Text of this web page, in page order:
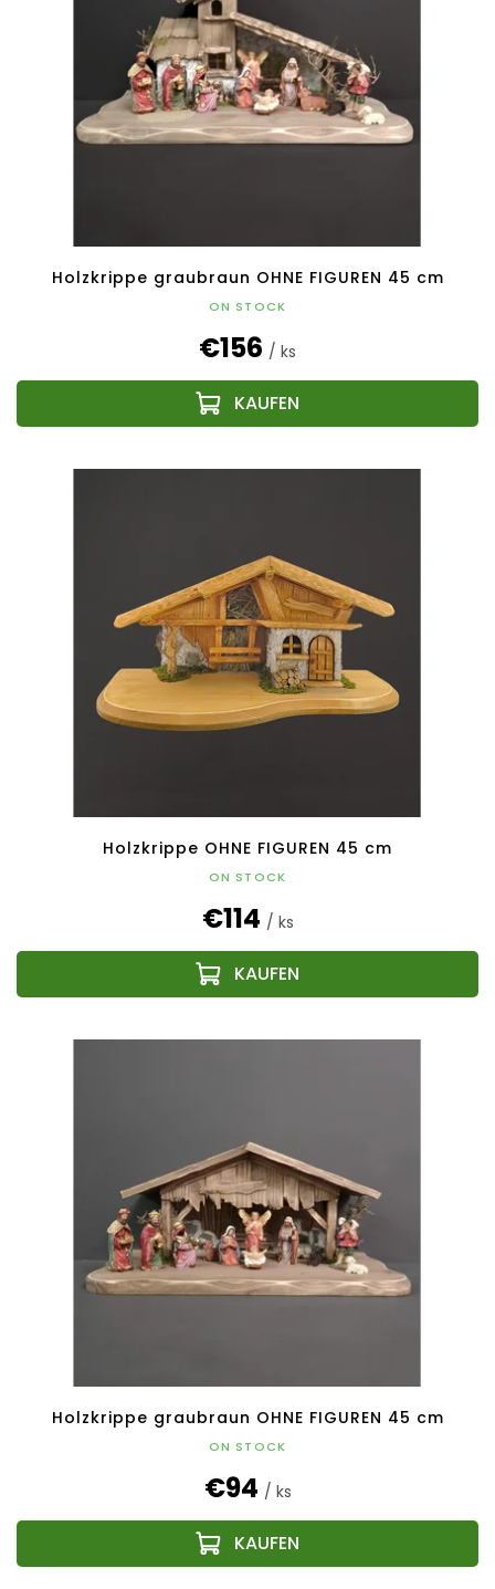
Holzkrippe graubraun OHNE FIGUREN 45 cm
ON STOCK
€156 / ks
Holzkrippe OHNE FIGUREN 45 cm
ON STOCK
€114 / ks
Holzkrippe graubraun OHNE FIGUREN 45 cm
ON STOCK
€94 / ks